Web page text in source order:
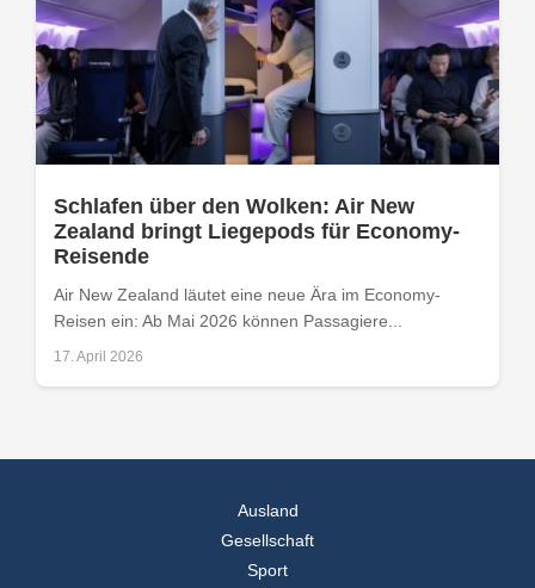
Schlafen über den Wolken: Air New
Zealand bringt Liegepods für Economy-
Reisende
Air New Zealand läutet eine neue Ära im Economy-
Reisen ein: Ab Mai 2026 können Passagiere...
17. April 2026
Ausland
Gesellschaft
Sport